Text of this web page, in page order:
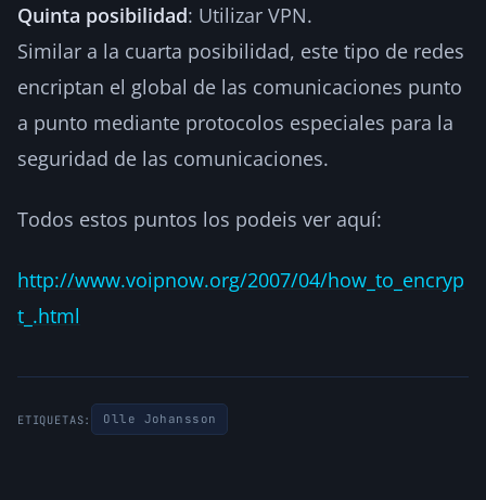
Quinta posibilidad: Utilizar VPN.
Similar a la cuarta posibilidad, este tipo de redes
encriptan el global de las comunicaciones punto
a punto mediante protocolos especiales para la
seguridad de las comunicaciones.
Todos estos puntos los podeis ver aquí:
http://www.voipnow.org/2007/04/how_to_encryp
t_.html
ETIQUETAS: Olle Johansson